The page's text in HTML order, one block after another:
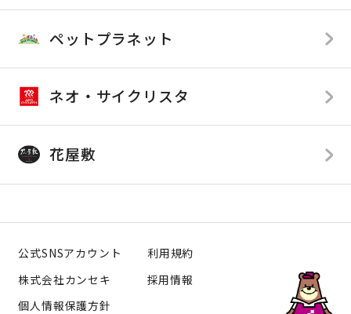
ペットプラネット
ネオ・サイクリスタ
花屋敷
SDGsへの取り組み
カンセキが応援している企業様
カンセキが提供している番組
公式SNSアカウント
利用規約
株式会社カンセキ
採用情報
個人情報保護方針